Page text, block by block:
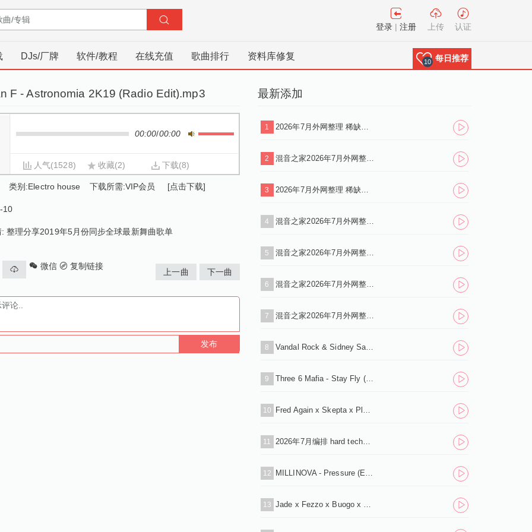
登录 |注册 上传 认证
DJs/厂牌 软件/教程 在线充值 歌曲排行 资料库修复
10 每日推荐
F - Astronomia 2K19 (Radio Edit).mp3
00:00/00:00
人气(1528) 收藏(2) 下载(8)
类别:Electro house 下载所需:VIP会员 [点击下载]
10
整理分享2019年5月份同步全球最新舞曲歌单
微信 复制链接
下一曲
上一曲
发布
最新添加
1 2026年7月外网整理 稀缺资源deep house系列 100首 独家首发.zip
2 混音之家2026年7月外网整理 稀缺资源tech house系列 1700首 独家首发.zip
3 2026年7月外网整理 稀缺资源Funky House系列 300首 独家首发.zip
4 混音之家2026年7月外网整理 稀缺资源Trance系列 130首 独家首发.zip
5 混音之家2026年7月外网整理 稀缺资源techno系列 500首 独家首发.zip
6 混音之家2026年7月外网整理 稀缺资源Afro House系列 900首 独家首发.zip
7 混音之家2026年7月外网整理 稀缺资源反拍house系列 200首 独家首发.zip
8 Vandal Rock & Sidney Samson feat. Ludacris - How Low (ASIL Mashup).mp3
9 Three 6 Mafia - Stay Fly (Dave Summer Edit).mp3
10 Fred Again x Skepta x Plaqueboymax - Victory Lap (Lazy Bass Remix).mp3
11 2026年7月编排 hard techno主场 60分钟 标点思路（下载单曲+标点+试听串烧）
12 MILLINOVA - Pressure (Extended Mix) .mp3
13 Jade x Fezzo x Buogo x LoudNÐ¶s - Young Folks (Extended Mix) .mp3